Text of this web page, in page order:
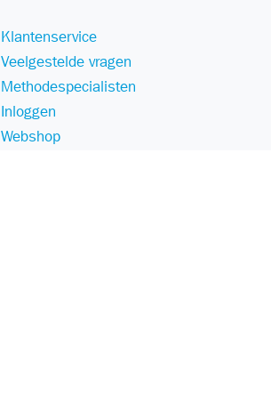
Klantenservice
Veelgestelde vragen
Methodespecialisten
Inloggen
Webshop